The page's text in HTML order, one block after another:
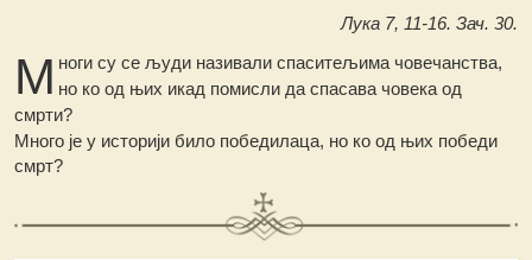
Лука 7, 11-16. Зач. 30.
М ноги су се људи називали спаситељима човечанства,
но ко од њих икад помисли да спасава човека од
смрти?
Много је у историји било победилаца, но ко од њих победи
смрт?